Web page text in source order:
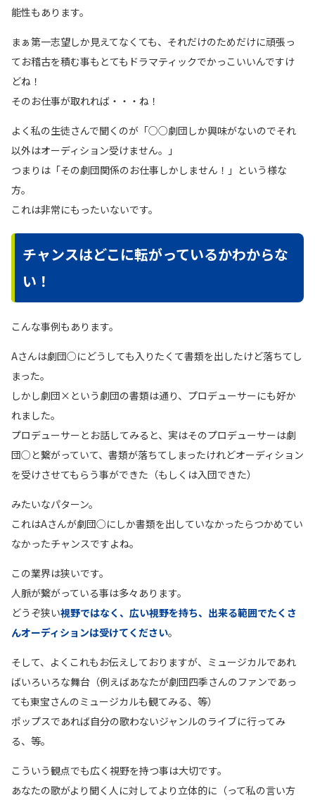
能性もあります。
まぁ第一志望しか見えてなくても、それだけのためだけに頑張っ
てお稽古を積む事もとてもドラマティックでかっこいいんですけ
どね！
そのお仕事が取れれば・・・ね！
よく私の生徒さんで聞くのが「○○劇団しか興味がないのでそれ
以外はオーディション受けません。」
つまりは「その劇団関係のお仕事しかしません！」という様な
方。
これは非常にもったいないです。
チャンスはどこに転がっているかわからな
い！
こんな事例もあります。
Aさんは劇団○にどうしても入りたくて書類を出したけど落ちてし
まった。
しかし劇団×という劇団の書類は通り、プロデューサーにも好か
れました。
プロデューサーとお話してみると、実はそのプロデューサーは劇
団○と繋がっていて、書類が落ちてしまったけれどオーディション
を受けさせてもらう事ができた（もしくは入団できた）
みたいなパターン。
これはAさんが劇団○にしか書類を出していなかったらつかめてい
なかったチャンスですよね。
この業界は狭いです。
人脈が繋がっている事は多々あります。
どうぞ狭い視野ではなく、広い視野を持ち、出来る範囲でたくさ
んオーディションは受けてください。
そして、よくこれもお伝えしておりますが、ミュージカルであれ
ばいろいろな舞台（例えばあなたが劇団四季さんのファンであっ
ても東宝さんのミュージカルも観てみる、等）
ポップスであれば自分の歌わないジャンルのライブに行ってみ
る、等。
こういう観点でも広く視野を持つ事は大切です。
あなたの歌がより聞く人に対してより立体的に（って私の言い方